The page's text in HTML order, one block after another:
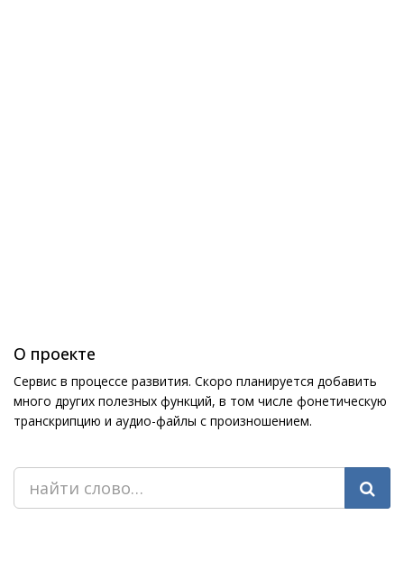
О проекте
Сервис в процессе развития. Скоро планируется добавить
много других полезных функций, в том числе фонетическую
транскрипцию и аудио-файлы с произношением.